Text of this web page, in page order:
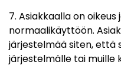
7. Asiakkaalla on
normaalikäyttöön.
järjestelmää siten, että
järjestelmälle tai muille